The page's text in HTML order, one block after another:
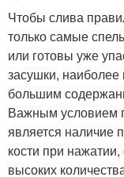
Чтобы слива
только самые
или готовы уже
засушки,
большим
Важным условием
является наличие
кости при
высоких